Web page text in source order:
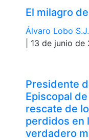
El milagro
Álvaro Lobo S.J.
| 13 de junio de
Presidente
Episcopal
rescate de
perdidos en
verdadero